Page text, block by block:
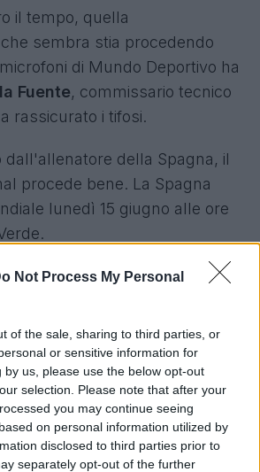
Not Process My Personal
of the sale, sharing to third parties, or
or sensitive information for
by us, please use the below opt-out
selection. Please note that after your
you may continue seeing
on personal information utilized by
disclosed to third parties prior to
separately opt-out of the further
il tempo, quella
sembra stia procedendo
di Mundo Deportivo ha
Fuente, commissario tecnico
rassicurato i tifosi.
dall'allenatore della Spagna, il
procede bene. La Spagna
lunedì 15 giugno alle ore